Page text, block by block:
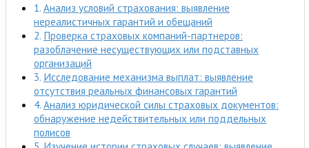
Анализ условий страхования: выявление
нереалистичных гарантий и обещаний
Проверка страховых компаний-партнеров:
разоблачение несуществующих или подставных
организаций
Исследование механизма выплат: выявление
отсутствия реальных финансовых гарантий
Анализ юридической силы страховых документов:
обнаружение недействительных или поддельных
полисов